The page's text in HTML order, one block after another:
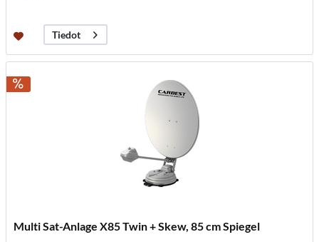
Tiedot
Multi Sat-Anlage X85 Twin + Skew, 85 cm Spiegel